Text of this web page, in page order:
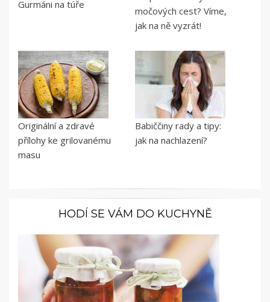
Gurmáni na túře
močových cest? Víme,
jak na ně vyzrát!
Originální a zdravé
přílohy ke grilovanému
masu
Babiččiny rady a tipy:
jak na nachlazení?
HODÍ SE VÁM DO KUCHYNĚ